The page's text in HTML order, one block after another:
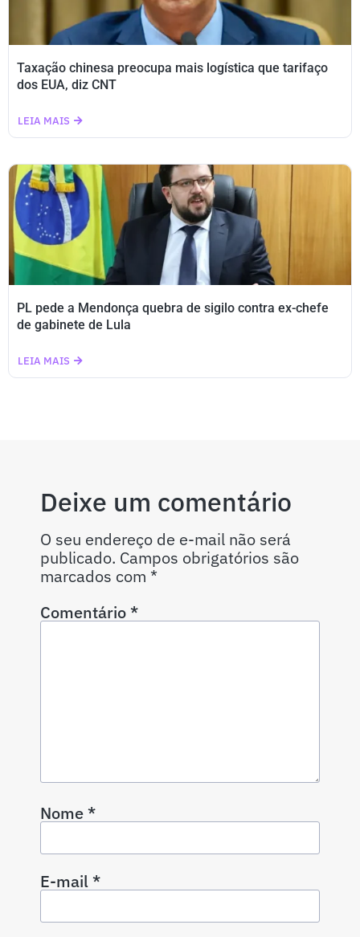
Taxação chinesa preocupa mais logística que tarifaço
dos EUA, diz CNT
LEIA MAIS
PL pede a Mendonça quebra de sigilo contra ex-chefe
de gabinete de Lula
LEIA MAIS
Deixe um comentário
O seu endereço de e-mail não será
publicado. Campos obrigatórios são
marcados com *
Comentário*
Nome*
E-mail*